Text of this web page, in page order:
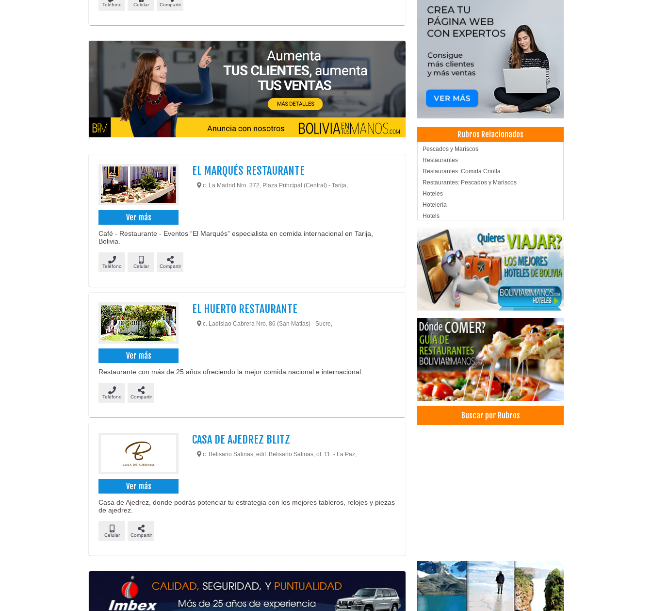
Teléfono Celular Compartir
Ver más
EL MARQUÉS RESTAURANTE
c. La Madrid Nro. 372, Plaza Principal (Central) - Tarija,
Café - Restaurante - Eventos “El Marqués” especialista en comida internacional en Tarija,
Bolivia.
Teléfono Celular Compartir
Ver más
EL HUERTO RESTAURANTE
c. Ladislao Cabrera Nro. 86 (San Matias) - Sucre,
Restaurante con más de 25 años ofreciendo la mejor comida nacional e internacional.
Teléfono Compartir
Ver más
CASA DE AJEDREZ BLITZ
c. Belisario Salinas, edif. Belisario Salinas, of. 11. - La Paz,
Casa de Ajedrez, donde podrás potenciar tu estrategia con los mejores tableros, relojes y piezas
de ajedrez.
Celular Compartir
Rubros Relacionados
Pescados y Mariscos
Restaurantes
Restaurantes: Comida Criolla
Restaurantes: Pescados y Mariscos
Hoteles
Hotelería
Hotels
Restaurantes: Comida Internacional
Restaurantes: Churrasquerías
Pescado a la Plancha
Comida Rápida
Gastronomía
Mariscos
Pizzerías
Restaurantes: Comida Italiana
Restaurantes: Vegetarianos
Convenciones
Eventos
Pastas
Vinos
Café
Cafés
Servicios Empresariales
Churrasquerías
Asilos
Asilos de ancianos
Casas de Retiro
Casas de Reposo
Hogares Geriátricos
Buscar por Rubros